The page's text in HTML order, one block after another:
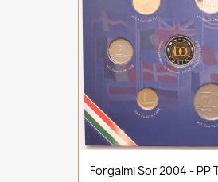
Forgalmi Sor 2004 - PP